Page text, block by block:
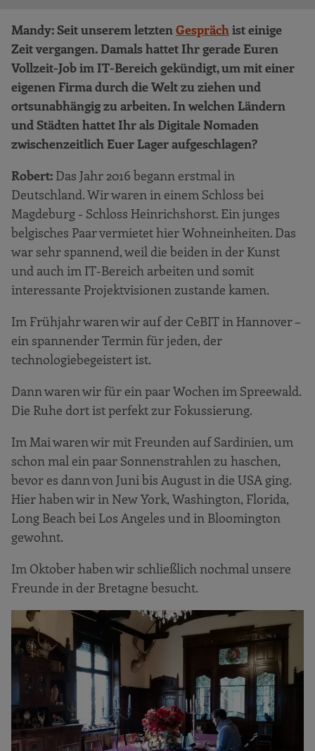
Mandy: Seit unserem letztenGesprächist einige
Zeit vergangen. Damals hattet Ihr gerade Euren
Vollzeit-Job im IT-Bereich gekündigt, um mit einer
eigenen Firma durch die Welt zu ziehen und
ortsunabhängig zu arbeiten. In welchen Ländern
und Städten hattet Ihr als Digitale Nomaden
zwischenzeitlich Euer Lager aufgeschlagen?
Robert: Das Jahr 2016 begann erstmal in
Deutschland. Wir waren in einem Schloss bei
Magdeburg - Schloss Heinrichshorst. Ein junges
belgisches Paar vermietet hier Wohneinheiten. Das
war sehr spannend, weil die beiden in der Kunst
und auch im IT-Bereich arbeiten und somit
interessante Projektvisionen zustande kamen.
Im Frühjahr waren wir auf der CeBIT in Hannover –
ein spannender Termin für jeden, der
technologiebegeistert ist.
Dann waren wir für ein paar Wochen im Spreewald.
Die Ruhe dort ist perfekt zur Fokussierung.
Im Mai waren wir mit Freunden auf Sardinien, um
schon mal ein paar Sonnenstrahlen zu haschen,
bevor es dann von Juni bis August in die USA ging.
Hier haben wir in New York, Washington, Florida,
Long Beach bei Los Angeles und in Bloomington
gewohnt.
Im Oktober haben wir schließlich nochmal unsere
Freunde in der Bretagne besucht.